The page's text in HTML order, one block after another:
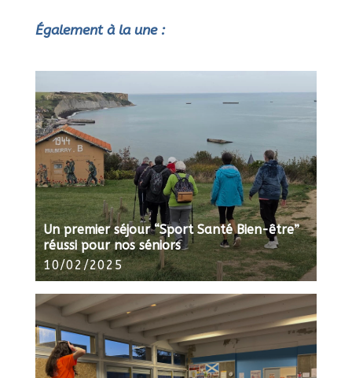
Également à la une :
Un premier séjour “Sport Santé Bien-être”
réussi pour nos séniors
10/02/2025